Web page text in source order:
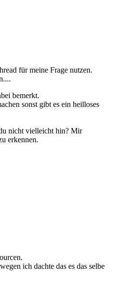
für meine Frage nutzen.
bemerkt.
sonst gibt es ein heilloses
nicht vielleicht hin? Mir
erkennen.
ich dachte das es das selbe